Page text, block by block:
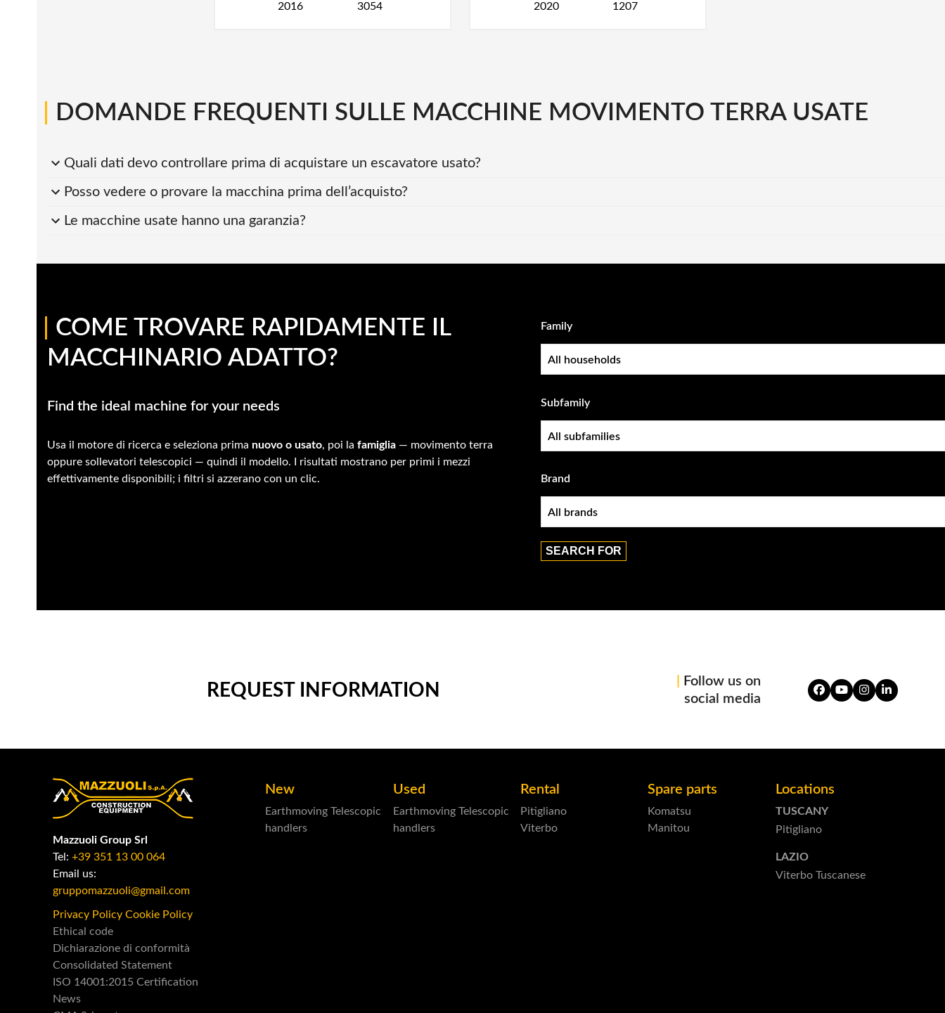
2016 3054 2020 1207
DOMANDE FREQUENTI SULLE MACCHINE MOVIMENTO TERRA USATE
Quali dati devo controllare prima di acquistare un escavatore usato?
Posso vedere o provare la macchina prima dell’acquisto?
Le macchine usate hanno una garanzia?
COME TROVARE RAPIDAMENTE IL
MACCHINARIO ADATTO?
Find the ideal machine for your needs
Usa il motore di ricerca e seleziona prima nuovo o usato, poi lafamiglia — movimento terra
oppure sollevatori telescopici — quindi il modello. I risultati mostrano per primi i mezzi
effettivamente disponibili; i filtri si azzerano con un clic.
Family
Subfamily
Brand
REQUEST INFORMATION
Follow us on
social media
Facebook
YouTubeInstagram
LinkedIn
Mazzuoli Group Srl
Tel: +39 351 13 00 064
Email us:
gruppomazzuoli@gmail.com
Privacy Policy Cookie Policy
Ethical code
Dichiarazione di conformità
Consolidated Statement
ISO 14001:2015 Certification
News
New
Earthmoving Telescopic
handlers
Used
Earthmoving Telescopic
handlers
Rental
Pitigliano
Viterbo
Spare parts
Komatsu
Manitou
Locations
TUSCANY
Pitigliano
LAZIO
Viterbo Tuscanese